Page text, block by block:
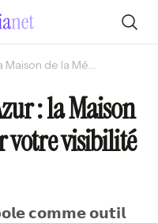
French Tech Côte d’Azur : la Maison de la Métropole pour votre visibilité au national
: la Maison
votre visibilité
𝗰𝗼𝗺𝗺𝗲 𝗼𝘂𝘁𝗶𝗹